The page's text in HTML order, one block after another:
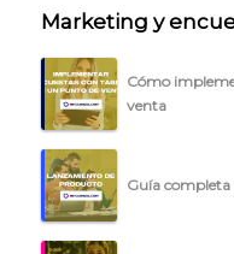
Marketing y
Cómo
venta
Guía